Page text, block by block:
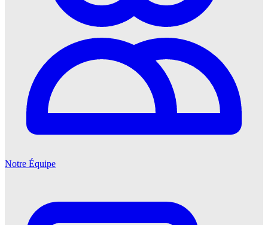
Notre Équipe